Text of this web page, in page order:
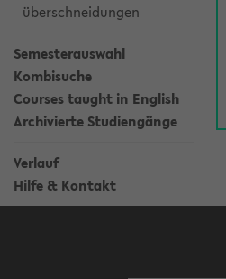
überschneidungen
Semesterauswahl
Kombisuche
Courses taught in English
Archivierte Studiengänge
Verlauf
Hilfe & Kontakt